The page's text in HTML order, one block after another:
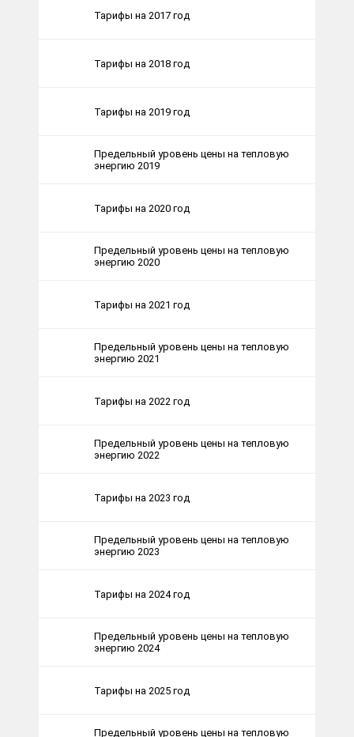
Тарифы на 2017 год
Тарифы на 2018 год
Тарифы на 2019 год
Предельный уровень цены на тепловую
энергию 2019
Тарифы на 2020 год
Предельный уровень цены на тепловую
энергию 2020
Тарифы на 2021 год
Предельный уровень цены на тепловую
энергию 2021
Тарифы на 2022 год
Предельный уровень цены на тепловую
энергию 2022
Тарифы на 2023 год
Предельный уровень цены на тепловую
энергию 2023
Тарифы на 2024 год
Предельный уровень цены на тепловую
энергию 2024
Тарифы на 2025 год
Предельный уровень цены на тепловую